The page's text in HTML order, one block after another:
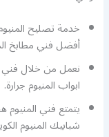
خدمة تصليح
أفضل فني مطابخ
نعمل من خلال فني
ابواب المنيوم جرارة.
يتمتع فني المنيوم
شبابيك المنيوم